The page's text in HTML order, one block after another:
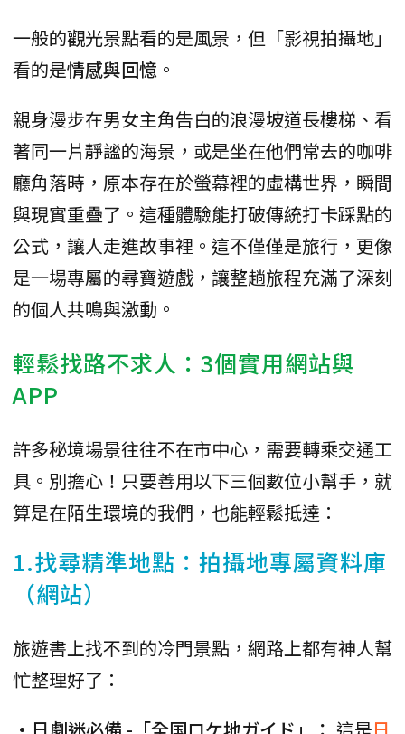
一般的觀光景點看的是風景，但「影視拍攝地」
看的是情感與回憶 。
親身漫步在男女主角告白的浪漫坡道長樓梯、看
著同一片靜謐的海景，或是坐在他們常去的咖啡
廳角落時，原本存在於螢幕裡的虛構世界，瞬間
與現實重疊了。這種體驗能打破傳統打卡踩點的
公式，讓人走進故事裡。這不僅僅是旅行，更像
是一場專屬的尋寶遊戲，讓整趟旅程充滿了深刻
的個人共鳴與激動。
輕鬆找路不求人：3個實用網站與
APP
許多秘境場景往往不在市中心，需要轉乘交通工
具。別擔心！只要善用以下三個數位小幫手，就
算是在陌生環境的我們，也能輕鬆抵達：
1.找尋精準地點：拍攝地專屬資料庫
（網站）
旅遊書上找不到的冷門景點，網路上都有神人幫
忙整理好了：